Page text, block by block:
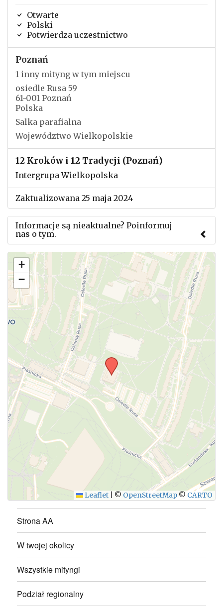
Otwarte
Polski
Potwierdza uczestnictwo
Poznań
1 inny mityng w tym miejscu
osiedle Rusa 59
61-001 Poznań
Polska
Salka parafialna
Województwo Wielkopolskie
12 Kroków i 12 Tradycji (Poznań)
Intergrupa Wielkopolska
Zaktualizowana 25 maja 2024
Informacje są nieaktualne? Poinformuj
nas o tym.
Użyj tego formularza aby przesłać informację o
zmianach w powyższym mityngu.
+
−
Leaflet © OpenStreetMap © CARTO
Strona AA
W twojej okolicy
Wszystkie mityngi
Podział regionalny